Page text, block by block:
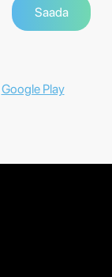
Google Play